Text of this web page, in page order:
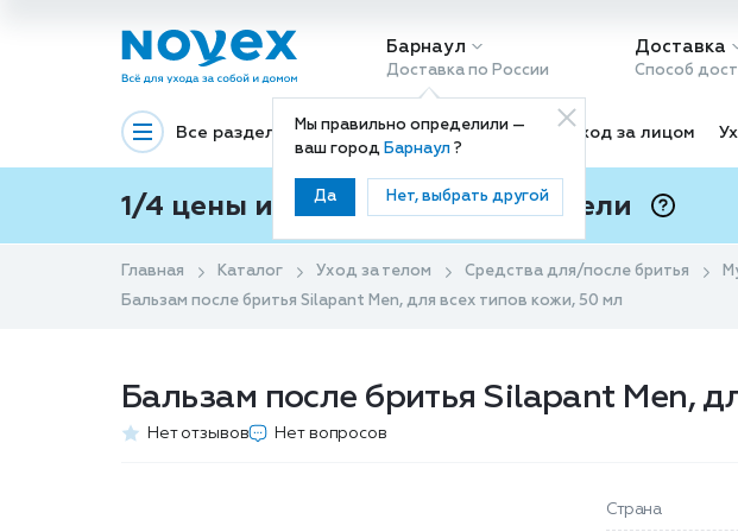
Барнаул
Доставка по России
Мы правильно определили —
ваш город Барнаул?
Да Нет, выбрать другой
Доставка
Способ
Все разделы Декоративная косметика Уход за лицом
1/4 цены и покупки ваши с Подели
Главная Каталог Уход за телом Средства для/после бритья
Бальзам после бритья Silapant Men, для всех типов кожи, 50 мл
Бальзам после бритья Silapant Men,
Нет отзывов Нет вопросов
Страна